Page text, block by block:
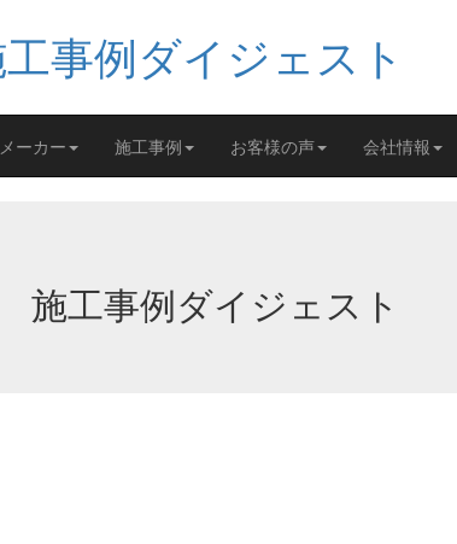
メーカー 施工事例 お客様の声 会社情報
施工事例ダイジェスト